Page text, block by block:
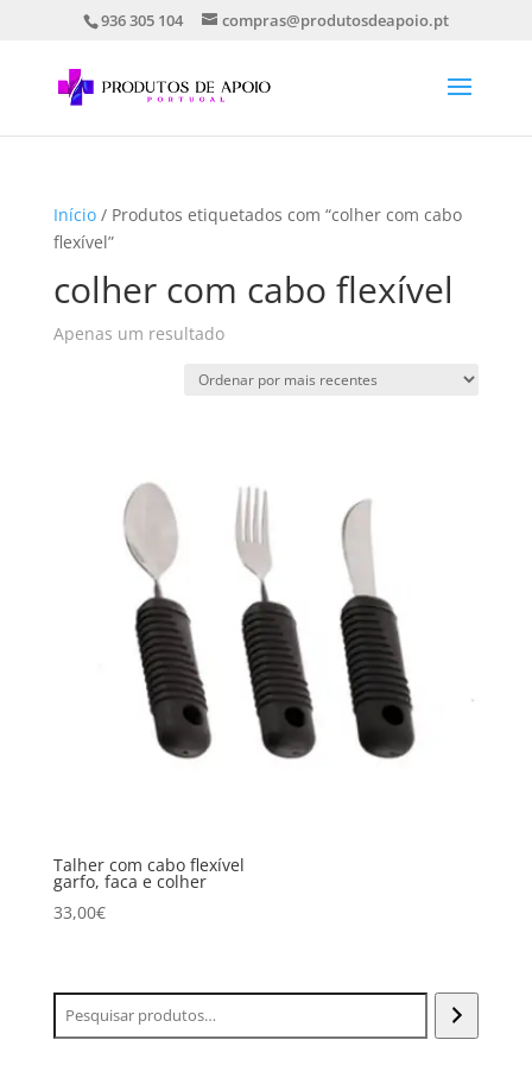
936 305 104 compras@produtosdeapoio.pt
Início/ Produtos etiquetados com “colher com cabo
flexível”
colher com cabo flexível
Apenas um resultado
Talher com cabo flexível
garfo, faca e colher
33,00€